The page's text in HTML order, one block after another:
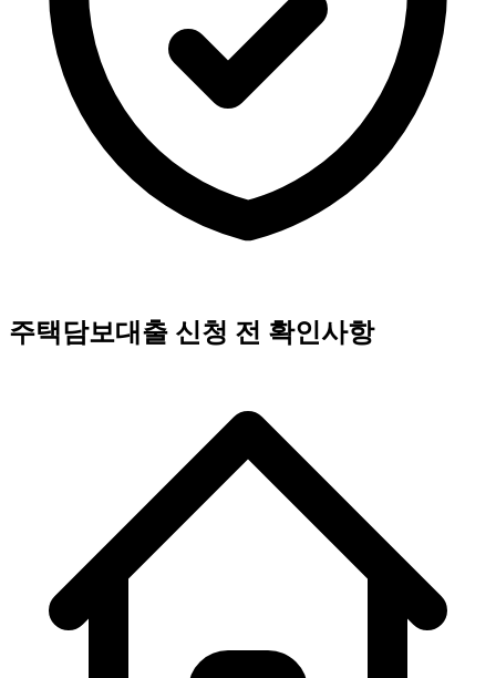
주택담보대출 신청 전 확인사항